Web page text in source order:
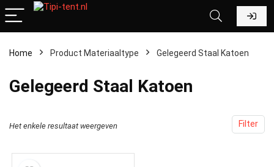
Home Product Materiaaltype ‎Gelegeerd Staal Katoen
‎Gelegeerd Staal Katoen
Filter
Het enkele resultaat weergeven